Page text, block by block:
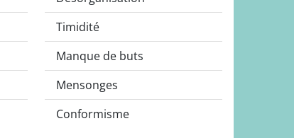
Timidité
Manque de buts
Mensonges
Conformisme